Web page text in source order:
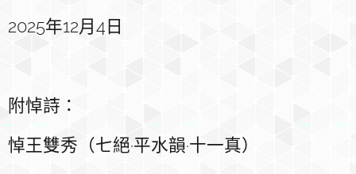
2025年12月4日
附悼詩：
悼王雙秀 （七絕·平水韻·十一真）